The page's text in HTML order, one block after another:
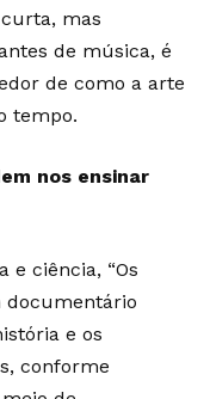
mas
de música, é
de como a arte
tempo.
nos ensinar
e ciência, “Os
documentário
e os
conforme